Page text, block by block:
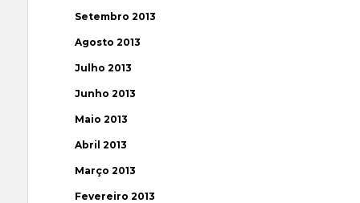
Setembro 2013
Agosto 2013
Julho 2013
Junho 2013
Maio 2013
Abril 2013
Março 2013
Fevereiro 2013